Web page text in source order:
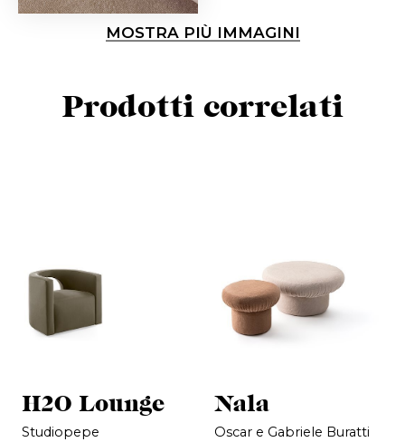
MOSTRA PIÙ IMMAGINI
Prodotti correlati
H2O Lounge
Studiopepe
Nala
Oscar e Gabriele Buratti